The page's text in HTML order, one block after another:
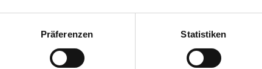
Präferenzen Statistiken
indem sie Grundfunktionen wie Seitennavigation